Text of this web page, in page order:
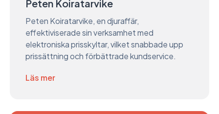
Peten Koiratarvike
Peten Koiratarvike, en djuraffär,
effektiviserade sin verksamhet med
elektroniska prisskyltar, vilket snabbade upp
prissättning och förbättrade kundservice.
Läs mer